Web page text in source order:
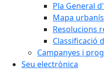
Pla General
Mapa
Resolucions
Classificació
Campanyes i
Seu electrònica